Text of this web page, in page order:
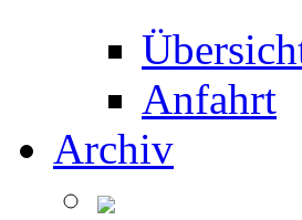
Anfahrt
Archiv